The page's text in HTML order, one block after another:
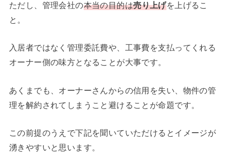
ただし、管理会社の本当の目的は売り上げを上げるこ
と。
入居者ではなく管理委託費や、工事費を支払ってくれる
オーナー側の味方となることが大事です。
あくまでも、オーナーさんからの信用を失い、物件の管
理を解約されてしまうこと避けることが命題です。
この前提のうえで下記を聞いていただけるとイメージが
湧きやすいと思います。